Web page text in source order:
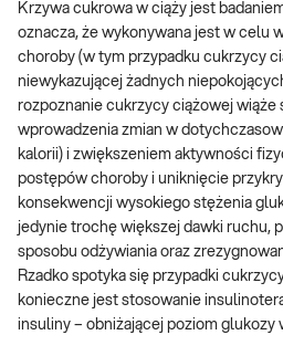
Krzywa cukrowa w ciąży jest
oznacza, że wykonywana jest w celu
choroby (w tym przypadku cukrzycy
niewykazującej żadnych
rozpoznanie cukrzycy ciążowej wiąże
wprowadzenia zmian w
kalorii) i zwiększeniem aktywności
postępów choroby i uniknięcie
konsekwencji wysokiego stężenia
jedynie trochę większej dawki ruchu,
sposobu odżywiania oraz
Rzadko spotyka się przypadki
konieczne jest stosowanie
insuliny – obniżającej poziom glukozy